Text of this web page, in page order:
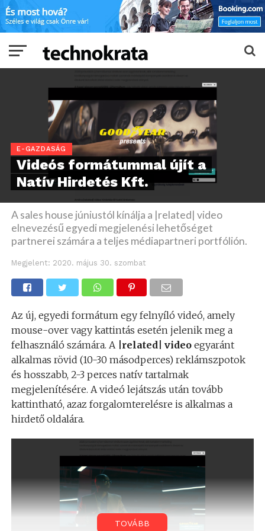
E-GAZDASÁG
Videós formátummal újít a
Natív Hirdetés Kft.
A sales house júniustól kínálja a |related| video
elnevezésű egyedi megjelenési lehetőséget
partnerei számára a teljes médiapartneri portfólión.
Megjelent: 2020. május 30. szombat
Az új, egyedi formátum egy felnyíló videó, amely
mouse-over vagy kattintás esetén jelenik meg a
felhasználó számára. A
|related| videoegyaránt
alkalmas rövid (10-30 másodperces) reklámszpotok
és hosszabb, 2-3 perces natív tartalmak
megjelenítésére. A videó lejátszás után tovább
kattintható, azaz forgalomterelésre is alkalmas a
hirdető oldalára.
TOVÁBB